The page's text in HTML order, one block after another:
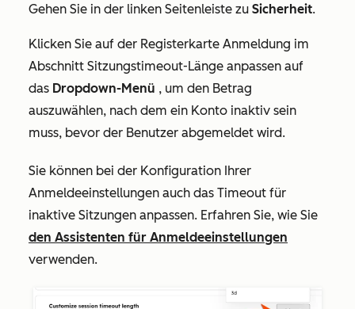
Gehen Sie in der linken Seitenleiste zu Sicherheit.
Klicken Sie auf der Registerkarte Anmeldung im
Abschnitt Sitzungstimeout-Länge anpassen auf
das Dropdown-Menü , um den Betrag
auszuwählen, nach dem ein Konto inaktiv sein
muss, bevor der Benutzer abgemeldet wird.
Sie können bei der Konfiguration Ihrer
Anmeldeeinstellungen auch das Timeout für
inaktive Sitzungen anpassen. Erfahren Sie, wie Sie
den Assistenten für Anmeldeeinstellungen
verwenden.